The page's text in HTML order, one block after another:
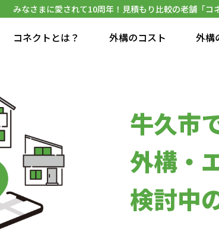
みなさまに愛されて10周年！見積もり比較の老舗「コ
コネクトとは？ 外構のコスト 外構
牛久市
外構・
検討中